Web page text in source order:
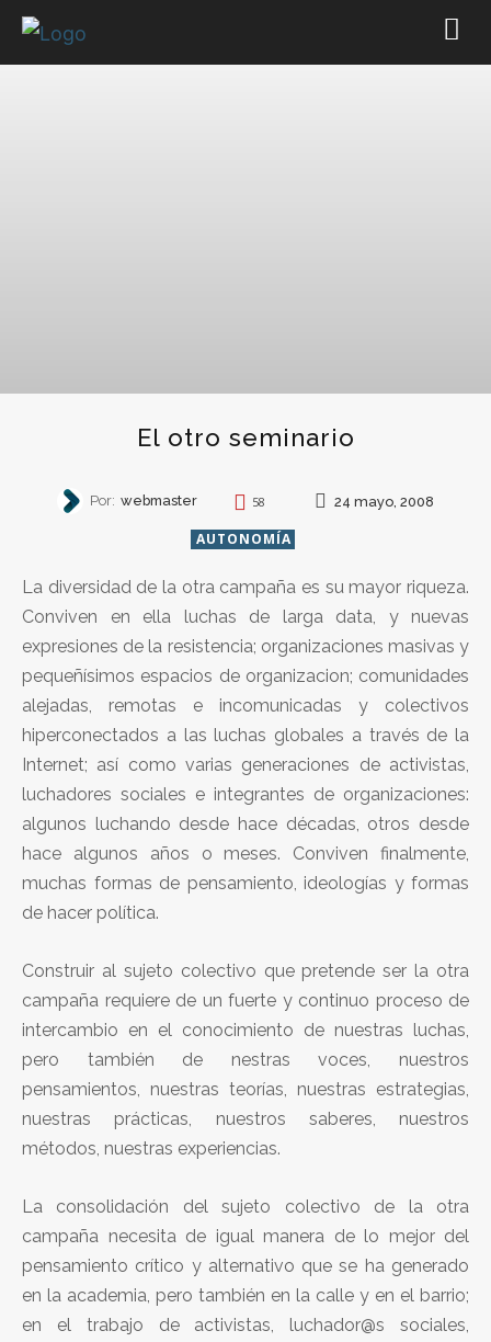
El otro seminario
Por: webmaster 58 24 mayo, 2008
AUTONOMÍA
La diversidad de la otra campaña es su mayor riqueza.
Conviven en ella luchas de larga data, y nuevas
expresiones de la resistencia; organizaciones masivas y
pequeñísimos espacios de organizacion; comunidades
alejadas, remotas e incomunicadas y colectivos
hiperconectados a las luchas globales a través de la
Internet; así como varias generaciones de activistas,
luchadores sociales e integrantes de organizaciones:
algunos luchando desde hace décadas, otros desde
hace algunos años o meses. Conviven finalmente,
muchas formas de pensamiento, ideologías y formas
de hacer política.
Construir al sujeto colectivo que pretende ser la otra
campaña requiere de un fuerte y continuo proceso de
intercambio en el conocimiento de nuestras luchas,
pero también de nestras voces, nuestros
pensamientos, nuestras teorías, nuestras estrategias,
nuestras prácticas, nuestros saberes, nuestros
métodos, nuestras experiencias.
La consolidación del sujeto colectivo de la otra
campaña necesita de igual manera de lo mejor del
pensamiento crítico y alternativo que se ha generado
en la academia, pero también en la calle y en el barrio;
en el trabajo de activistas, luchador@s sociales,